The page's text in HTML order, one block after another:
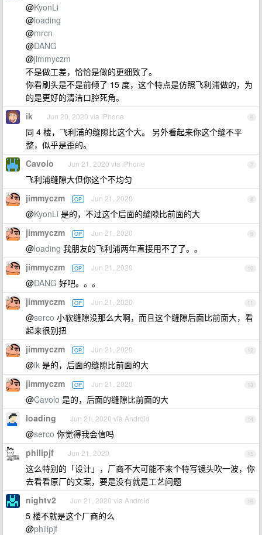
@KyonLi
@loading
@mrcn
@DANG
@jimmyczm
不是做工差，恰恰是做的更细致了。
你看刷头是不是前倾了 15 度，这个特点是仿照飞利浦做的，为
的是更好的清洁口腔死角。
6
ik Jun 20, 2020 via iPhone
同 4 楼，飞利浦的缝隙比这个大。 另外看起来你这个缝不平
整，似乎是歪的。
7
Cavolo Jun 21, 2020 via iPhone
飞利浦缝隙大但你这个不均匀
8
jimmyczm OP Jun 21, 2020
@KyonLi 是的，不过这个后面的缝隙比前面的大
9
jimmyczm OP Jun 21, 2020
@loading 我朋友的飞利浦两年直接用不了了。。
10
jimmyczm OP Jun 21, 2020
@DANG 好吧。。。
11
jimmyczm OP Jun 21, 2020
@serco 小软缝隙没那么大啊，而且这个缝隙后面比前面大，看
起来很别扭
12
jimmyczm OP Jun 21, 2020
@ik 是的，后面的缝隙比前面的大
13
jimmyczm OP Jun 21, 2020
@Cavolo 是的，后面的缝隙比前面的大
14
loading Jun 21, 2020 via Android
@serco 你觉得我会信吗
15
philipjf Jun 21, 2020
这么特别的「设计」，厂商不大可能不来个特写镜头吹一波，你
去看看原厂的文案，要是没有就是工艺问题
16
nightv2 Jun 21, 2020 via Android
5 楼不就是这个厂商的么
@philipjf